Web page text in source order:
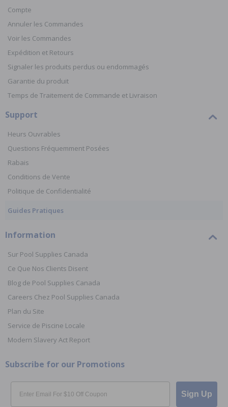
Compte
Annuler les Commandes
Voir les Commandes
Expédition et Retours
Signaler les produits perdus ou endommagés
Garantie du produit
Temps de Traitement de Commande et Livraison
Support
Heurs Ouvrables
Questions Fréquemment Posées
Rabais
Conditions de Vente
Politique de Confidentialité
Guides Pratiques
Information
Sur Pool Supplies Canada
Ce Que Nos Clients Disent
Blog de Pool Supplies Canada
Careers Chez Pool Supplies Canada
Plan du Site
Service de Piscine Locale
Modern Slavery Act Report
Subscribe for our Promotions
Email
Sign Up